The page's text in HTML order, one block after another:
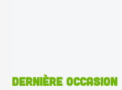
DERNIÈRE OCCASION